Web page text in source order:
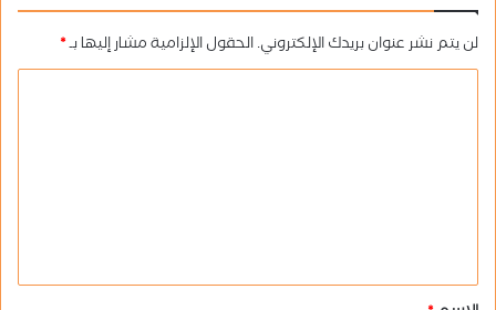
لن يتم نشر عنوان بريدك الإلكتروني.الحقول الإلزامية مشار إليها بـ*
ق